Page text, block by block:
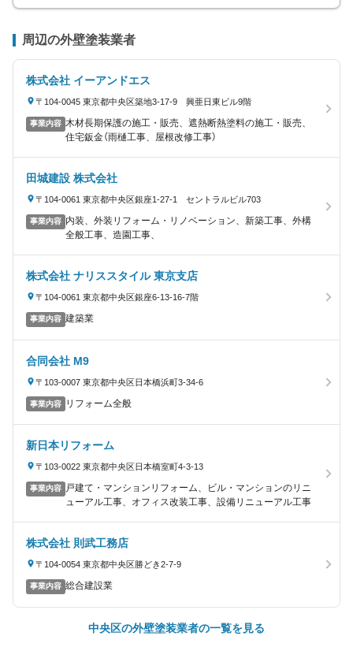
周辺の外壁塗装業者
株式会社 イーアンドエス
〒104-0045 東京都中央区築地3-17-9 興亜日東ビル9階
事業内容 木材長期保護の施工・販売、遮熱断熱塗料の施工・販売、
住宅鈑金（雨樋工事、屋根改修工事）
田城建設 株式会社
〒104-0061 東京都中央区銀座1-27-1 セントラルビル703
事業内容 内装、外装リフォーム・リノベーション、新築工事、外構
全般工事、造園工事、
株式会社 ナリススタイル 東京支店
〒104-0061 東京都中央区銀座6-13-16-7階
事業内容 建築業
合同会社 M9
〒103-0007 東京都中央区日本橋浜町3-34-6
事業内容 リフォーム全般
新日本リフォーム
〒103-0022 東京都中央区日本橋室町4-3-13
事業内容
戸建て・マンションリフォーム、ビル・マンションのリニ
ューアル工事、オフィス改装工事、設備リニューアル工事
株式会社 則武工務店
〒104-0054 東京都中央区勝どき2-7-9
事業内容 総合建設業
中央区の外壁塗装業者の一覧を見る